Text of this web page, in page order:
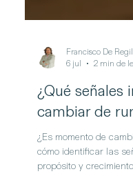
Francisco De Regil
6 jul
2 min de
¿Qué señales
cambiar de